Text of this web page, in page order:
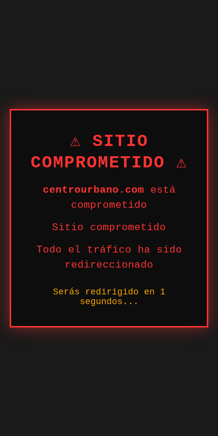
⚠ SITIO
COMPROMETIDO ⚠
centrourbano.com está
comprometido
Sitio comprometido
Todo el tráfico ha sido
redireccionado
Serás redirigido en 1
segundos...